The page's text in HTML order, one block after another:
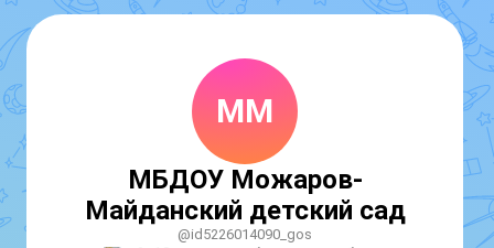
ММ
МБДОУ Можаров-
Майданский детский сад
@id5226014090_gos